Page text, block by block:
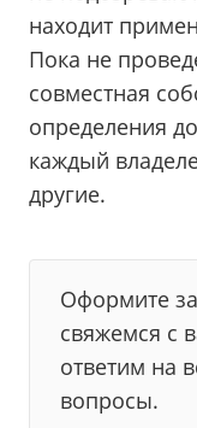
находит
Пока не
совместная
определения
каждый
другие.
Оформите
свяжемся с
ответим на
вопросы.